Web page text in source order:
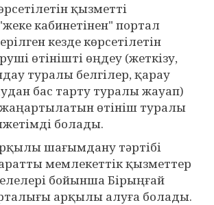
қызметті
кабинетінен" портал
кезде көрсетілетін
өтінішті өңдеу (жеткізу,
туралы белгілер, қарау
бас тарту туралы жауап)
өтініш туралы
болады.
шағымдану тәртібі
мемлекеттік қызметтер
бойынша Бірыңғай
арқылы алуға болады.